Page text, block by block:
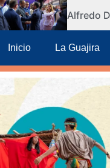
Alfredo
Inicio La Guajira